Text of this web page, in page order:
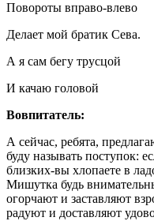
Повороты вправо-влево
Делает мой братик Сева.
А я сам бегу трусцой
И качаю головой
Вовпитатель:
А сейчас, ребята,
буду называть поступок:
близких-вы хлопаете в
Мишутка будь
огорчают и заставляют
радуют и доставляют